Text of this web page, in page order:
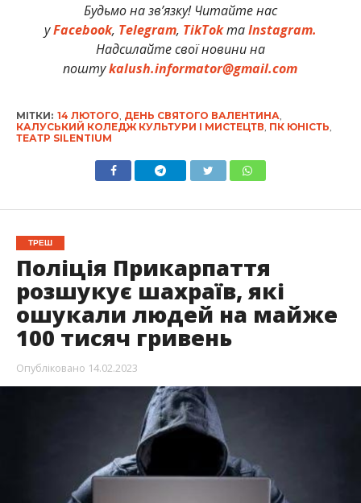
Будьмо на зв’язку! Читайте нас
уFacebook, Telegram, TikTokтаInstagram.
Надсилайте свої новини на
поштуkalush.informator@gmail.com
МІТКИ: 14 ЛЮТОГО ДЕНЬ СВЯТОГО ВАЛЕНТИНА
КАЛУСЬКИЙ КОЛЕДЖ КУЛЬТУРИ І МИСТЕЦТВ ПК ЮНІСТЬ
ТЕАТР SILENTIUM
ТРЕШ
Поліція Прикарпаття
розшукує шахраїв, які
ошукали людей на майже
100 тисяч гривень
Опубліковано 14.02.2023